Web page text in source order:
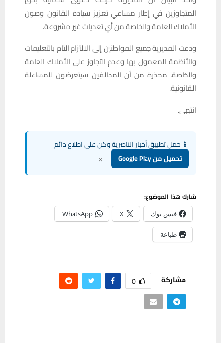
المتجاوزين في إطار مساعي تعزيز سيادة القانون وصون
الأملاك العامة والخاصة من أي تعديات غير مشروعة.
ودعت المديرية جميع المواطنين إلى الالتزام التام بالتعليمات
والأنظمة المعمول بها وعدم التجاوز على الأملاك العامة
والخاصة، محذرة من أن المخالفين سيتعرضون للمساءلة
القانونية.
انتهى.
📱 حمل تطبيق أخبار الناصرية وكن على اطلاع دائم
تحميل من Google Play ×
شارك هذا الموضوع:
فيس بوك X
WhatsApp
طباعة
مشاركة 0